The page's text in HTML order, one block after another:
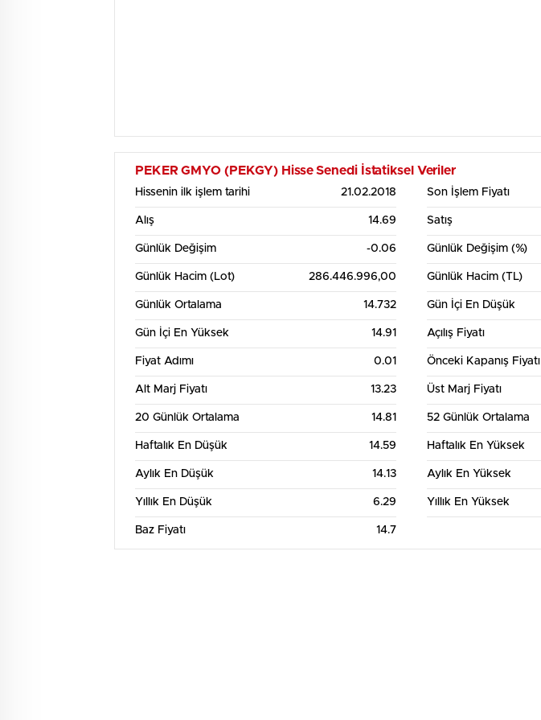
PEKER GMYO (PEKGY) Hisse Senedi İstatiksel Veriler
Hissenin ilk işlem tarihi 21.02.2018 Son İşlem Fiyatı
Alış 14.69 Satış
Günlük Değişim -0.06 Günlük Değişim (%)
Günlük Hacim (Lot) 286.446.996,00 Günlük Hacim (TL)
Günlük Ortalama 14.732 Gün İçi En Düşük
Gün İçi En Yüksek 14.91 Açılış Fiyatı
Fiyat Adımı 0.01 Önceki Kapanış Fiyatı
Alt Marj Fiyatı 13.23 Üst Marj Fiyatı
20 Günlük Ortalama 14.81 52 Günlük Ortalama
Haftalık En Düşük 14.59 Haftalık En Yüksek
Aylık En Düşük 14.13 Aylık En Yüksek
Yıllık En Düşük 6.29 Yıllık En Yüksek
Baz Fiyatı 14.7